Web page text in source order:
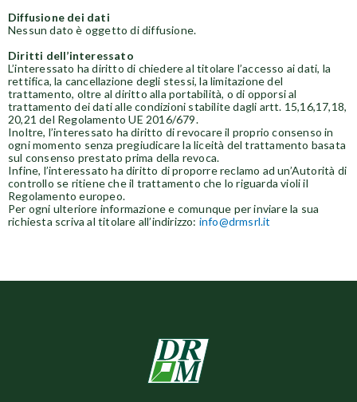
Diffusione dei dati
Nessun dato è oggetto di diffusione.
Diritti dell’interessato
L’interessato ha diritto di chiedere al titolare l’accesso ai dati, la
rettifica, la cancellazione degli stessi, la limitazione del
trattamento, oltre al diritto alla portabilità, o di opporsi al
trattamento dei dati alle condizioni stabilite dagli artt. 15,16,17,18,
20,21 del Regolamento UE 2016/679.
Inoltre, l’interessato ha diritto di revocare il proprio consenso in
ogni momento senza pregiudicare la liceità del trattamento basata
sul consenso prestato prima della revoca.
Infine, l’interessato ha diritto di proporre reclamo ad un’Autorità di
controllo se ritiene che il trattamento che lo riguarda violi il
Regolamento europeo.
Per ogni ulteriore informazione e comunque per inviare la sua
richiesta scriva al titolare all’indirizzo: info@drmsrl.it